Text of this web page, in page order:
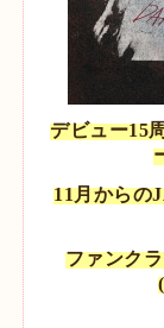
デビュー15
11月からの
ファンク